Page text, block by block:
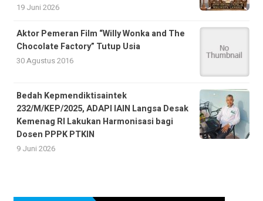
19 Juni 2026
Aktor Pemeran Film “Willy Wonka and The
Chocolate Factory” Tutup Usia
30 Agustus 2016
Bedah Kepmendiktisaintek
232/M/KEP/2025, ADAPI IAIN Langsa Desak
Kemenag RI Lakukan Harmonisasi bagi
Dosen PPPK PTKIN
9 Juni 2026